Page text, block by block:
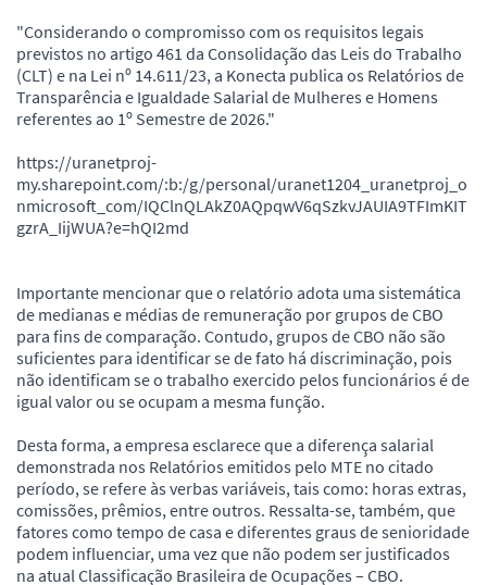
"Considerando o compromisso com os requisitos legais
previstos no artigo 461 da Consolidação das Leis do Trabalho
(CLT) e na Lei nº 14.611/23, a Konecta publica os Relatórios de
Transparência e Igualdade Salarial de Mulheres e Homens
referentes ao 1º Semestre de 2026."
https://uranetproj-
my.sharepoint.com/:b:/g/personal/uranet1204_uranetproj_o
nmicrosoft_com/IQClnQLAkZ0AQpqwV6qSzkvJAUIA9TFImKIT
gzrA_IijWUA?e=hQI2md
Importante mencionar que o relatório adota uma sistemática
de medianas e médias de remuneração por grupos de CBO
para fins de comparação. Contudo, grupos de CBO não são
suficientes para identificar se de fato há discriminação, pois
não identificam se o trabalho exercido pelos funcionários é de
igual valor ou se ocupam a mesma função.
Desta forma, a empresa esclarece que a diferença salarial
demonstrada nos Relatórios emitidos pelo MTE no citado
período, se refere às verbas variáveis, tais como: horas extras,
comissões, prêmios, entre outros. Ressalta-se, também, que
fatores como tempo de casa e diferentes graus de senioridade
podem influenciar, uma vez que não podem ser justificados
na atual Classificação Brasileira de Ocupações – CBO.